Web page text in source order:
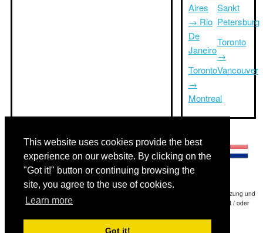
This website uses cookies provide the best
experience on our website. By clicking on the
"Got it!" button or continuing browsing the
site, you agree to the use of cookies.
Learn more
Got it!
Aires
→ Rio
De
Janeiro
Toronto
→
Montreal
Sankt
Petersburg
Toronto
→
Vancouver
Haftungsausschluss: Die Informationen auf dieser Website ist unsere beste Schätzung und
für nur Ihre Referenz.Triptimeto.com haftet nicht für jede Reise Verzögerung und / oder